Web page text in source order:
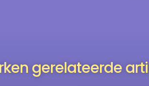
gerelateerde